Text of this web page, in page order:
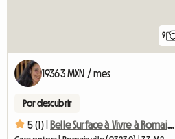
9
19363 MXN / mes
Por descubrir
5 (1) | Belle Surface à Vivre à Romainville